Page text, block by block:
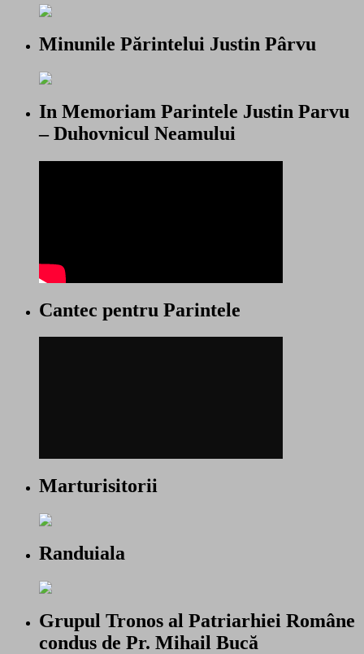
Minunile Părintelui Justin Pârvu
In Memoriam Parintele Justin Parvu
– Duhovnicul Neamului
Cantec pentru Parintele
Marturisitorii
Randuiala
Grupul Tronos al Patriarhiei Române
condus de Pr. Mihail Bucă